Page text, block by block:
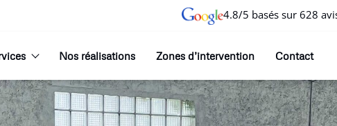
4.8/5 basés sur 628
Nos réalisations Zones d’intervention Contact